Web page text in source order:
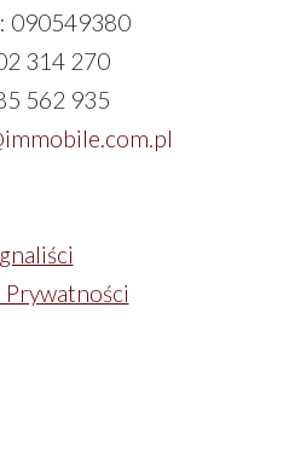
090549380
314 270
562 935
Prywatności